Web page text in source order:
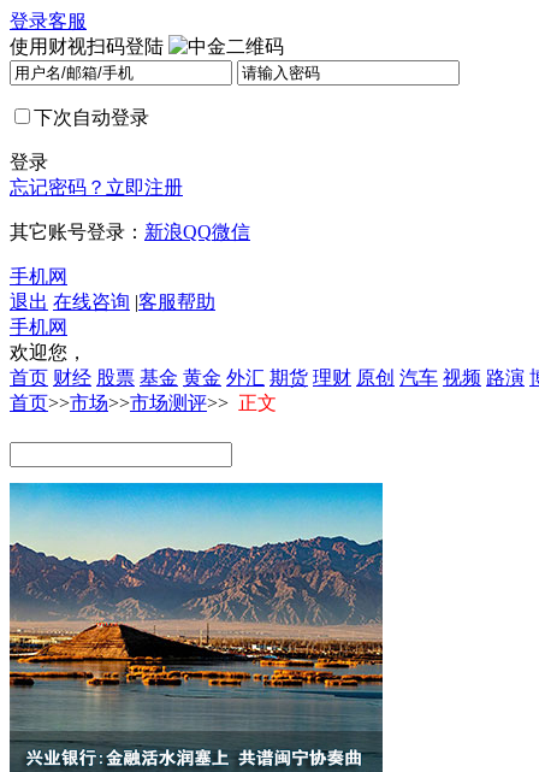
登录客服
使用财视扫码登陆
下次自动登录
登录
忘记密码？ 立即注册
其它账号登录： 新浪QQ微信
手机网
退出 在线咨询 |客服帮助
手机网
欢迎您，
首页 财经 股票 基金 黄金 外汇 期货 理财 原创 汽车 视频 路演
首页>>市场>>市场测评>> 正文